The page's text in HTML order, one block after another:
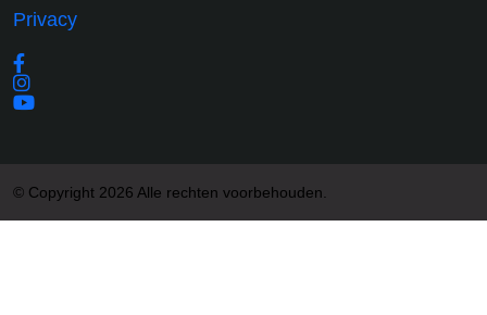
Privacy
© Copyright 2026 Alle rechten voorbehouden.